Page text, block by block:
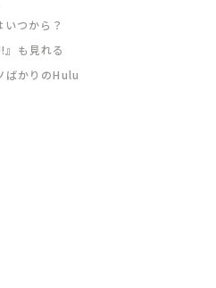
つから？
も見れる
ばかりのHulu